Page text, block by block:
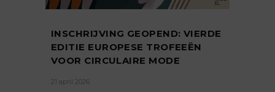
INSCHRIJVING GEOPEND: VIERDE
EDITIE EUROPESE TROFEEËN
VOOR CIRCULAIRE MODE
21 april 2026